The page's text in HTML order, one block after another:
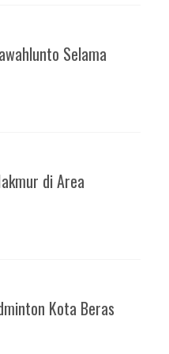
Selama
di Area
Kota Beras